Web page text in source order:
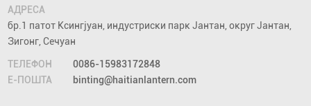
АДРЕСА
бр.1 патот Ксингјуан, индустриски парк Јантан, округ Јантан,
Зигонг, Сечуан
ТЕЛЕФОН
0086-15983172848
Е-ПОШТА
binting@haitianlantern.com